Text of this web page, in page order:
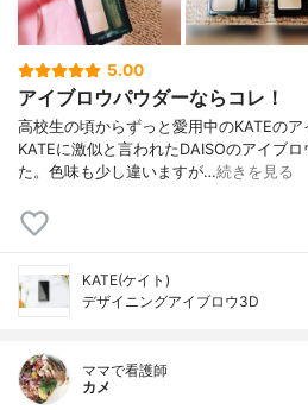
5.00
アイブロウパウダーならコレ！
高校生の頃からずっと愛用中のKATEの
KATEに激似と言われたDAISOのアイブ
た。色味も少し違いますが…続きを見る
KATE(ケイト)
デザイニングアイブロウ3D
ママで看護師
カメ